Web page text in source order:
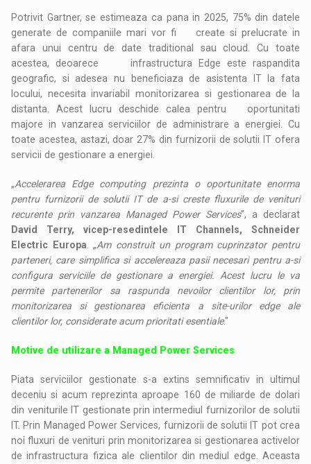
Potrivit Gartner, se estimeaza ca pana in 2025, 75% din datele
generate de companiile mari vor fi create si prelucrate in
afara unui centru de date traditional sau cloud. Cu toate
acestea, deoarece infrastructura Edge este raspandita
geografic, si adesea nu beneficiaza de asistenta IT la fata
locului, necesita invariabil monitorizarea si gestionarea de la
distanta. Acest lucru deschide calea pentru oportunitati
majore in vanzarea serviciilor de administrare a energiei. Cu
toate acestea, astazi, doar 27% din furnizorii de solutii IT ofera
servicii de gestionare a energiei.
„Accelerarea Edge computing prezinta o oportunitate enorma
pentru furnizorii de solutii IT de a-si creste fluxurile de venituri
recurente prin vanzarea Managed Power Services”, a declarat
David Terry, vicep-resedintele IT Channels, Schneider
Electric Europa . „Am construit un program cuprinzator pentru
parteneri, care simplifica si accelereaza pasii necesari pentru a-si
configura serviciile de gestionare a energiei. Acest lucru le va
permite partenerilor sa raspunda nevoilor clientilor lor, prin
monitorizarea si gestionarea eficienta a site-urilor edge ale
clientilor lor, considerate acum prioritati esentiale."
Motive de utilizare a Managed Power Services
Piata serviciilor gestionate s-a extins semnificativ in ultimul
deceniu si acum reprezinta aproape 160 de miliarde de dolari
din veniturile IT gestionate prin intermediul furnizorilor de solutii
IT. Prin Managed Power Services, furnizorii de solutii IT pot crea
noi fluxuri de venituri prin monitorizarea si gestionarea activelor
de infrastructura fizica ale clientilor din mediul edge. Aceasta